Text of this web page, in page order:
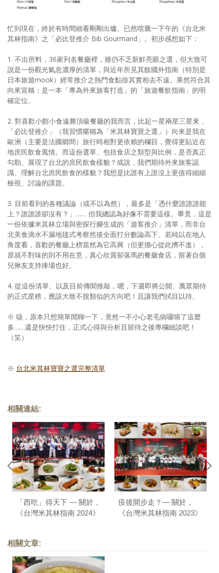
關於Yilan
個人著作
活動實況記錄
媒體報導一覽
合作與代言
訂閱電子報
忙到現在，終於有時間細看剛剛出爐、已然喧騰一下午的《台北米
其林指南》之「必比登推介 Bib Gourmand」。初步感想如下：
1. 不出所料，36家列名餐廳裡，雖仍不乏新鮮亮眼之選，但大致可
說是一份觀光氣息濃厚的清單，與近年所見其餘國外指南（特別是
日本旅遊mook）經常推介之熱門食點徐其實相去不遠。果然符合其
向來宣稱：是一本「專為外來旅客打造」的「旅遊餐飲指南」的明
確定位。
2. 對喜歡小館小食遠勝頂級餐廳的我而言，比起一星兩星三星來，
「必比登推介」（我習慣暱稱為「米其林寶寶之選」）向來是我在
歐洲（主要是法國鄉間）旅行時相對更依賴的欄目，覺得更貼近在
地庶民飲食風情。而這份選單、包括食店之類型與比例，是否真正
勾勒、展現了台北的庶民飲食樣貌？或說，我們期待外來旅客認
識、理解台北庶民飲食的樣貌？我想是比誰有上誰沒上更值得細細
檢視、討論的課題。
3. 目前看到的各種議論（或不以為然），最多是「憑什麼誰誰誰能
上？誰誰誰卻沒有？」…… 但我總認為好像不需要這樣。畢竟，這是
一份依據米其林立場與密探行腳生成的「遊客推介」清單，而非台
北美食滴水不漏地毯式考察然後全面打分數論高下。若純以在地人
角度看，喜歡的餐廳上榜當然為它高興（但更擔心從此擠不進），
原就不對味的則不用在意，真心欣賞卻落馬的餐廳食店，留著自個
兒揪友支持捧場也好。
4. 從這份清單、以及目前傳聞推敲，嗯，下週即將公開、萬眾期待
的正式星榜，應該大致不脫類似的方向吧！且讓我們拭目以待。
※ 咳，原本只想簡單閒聊一下，竟然一不小心老毛病囉嗦了這麼
多……還是快快打住，正式心得與分析且留待之後專欄細談吧！
（笑）
※ 台北米其林寶寶之選完整清單
相關連結:
「西吃」得天下 — 關於，
《台灣米其林指南 2024》
疫後開步走？— 關於，
《台灣米其林指南 2023》
相關文章: